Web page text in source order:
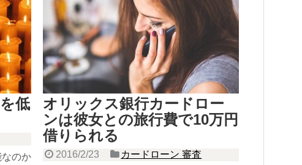
低
のか
オリックス銀行カードロー
ンは彼女との旅行費で10万円
借りられる
2016/2/23
カードローン 審査